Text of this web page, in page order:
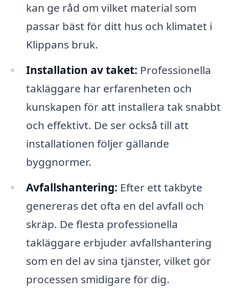
kan ge råd om vilket material som
passar bäst för ditt hus och klimatet i
Klippans bruk.
Installation av taket: Professionella
takläggare har erfarenheten och
kunskapen för att installera tak snabbt
och effektivt. De ser också till att
installationen följer gällande
byggnormer.
Avfallshantering: Efter ett takbyte
genereras det ofta en del avfall och
skräp. De flesta professionella
takläggare erbjuder avfallshantering
som en del av sina tjänster, vilket gör
processen smidigare för dig.